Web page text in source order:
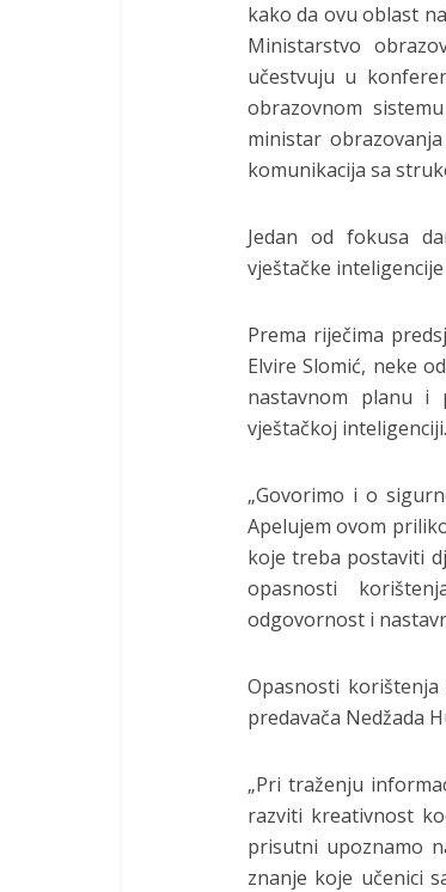
kako da ovu oblast
Ministarstvo
učestvuju u
obrazovnom
ministar
komunikacija sa
Jedan od fokusa
vještačke
Prema riječima
Elvire Slomić, neke
nastavnom planu i
vještačkoj inteligenciji.
„Govorimo i o
Apelujem ovom
koje treba postaviti
opasnosti
odgovornost i
Opasnosti
predavača Nedžada
„Pri traženju
razviti kreativnost
prisutni upoznamo
znanje koje učenici